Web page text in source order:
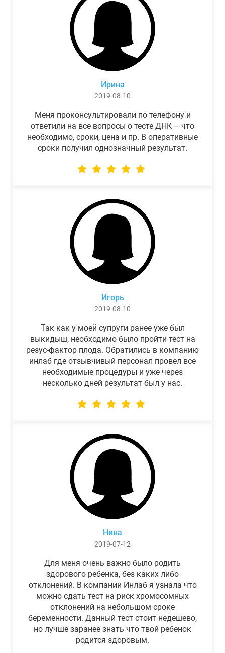
Ирина
2019-08-10
Меня проконсультировали по телефону и
ответили на все вопросы о тесте ДНК – что
необходимо, сроки, цена и пр. В оперативные
сроки получил однозначный результат.
Игорь
2019-08-10
Так как у моей супруги ранее уже был
выкидыш, необходимо было пройти тест на
резус-фактор плода. Обратились в компанию
инлаб где отзывчивый персонал провел все
необходимые процедуры и уже через
несколько дней результат был у нас.
Нина
2019-07-12
Для меня очень важно было родить
здорового ребенка, без каких либо
отклонений. В компании Инлаб я узнала что
можно сдать тест на риск хромосомных
отклонений на небольшом сроке
беременности. Данный тест стоит недешево,
но лучше заранее знать что твой ребенок
родится здоровым.